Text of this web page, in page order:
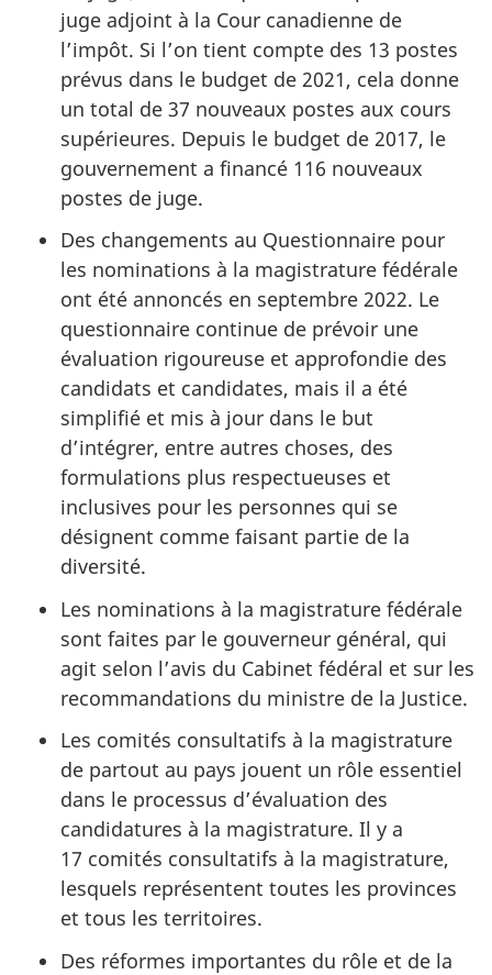
juge adjoint à la Cour canadienne de
l’impôt. Si l’on tient compte des 13 postes
prévus dans le budget de 2021, cela donne
un total de 37 nouveaux postes aux cours
supérieures. Depuis le budget de 2017, le
gouvernement a financé 116 nouveaux
postes de juge.
Des changements au Questionnaire pour
les nominations à la magistrature fédérale
ont été annoncés en septembre 2022. Le
questionnaire continue de prévoir une
évaluation rigoureuse et approfondie des
candidats et candidates, mais il a été
simplifié et mis à jour dans le but
d’intégrer, entre autres choses, des
formulations plus respectueuses et
inclusives pour les personnes qui se
désignent comme faisant partie de la
diversité.
Les nominations à la magistrature fédérale
sont faites par le gouverneur général, qui
agit selon l’avis du Cabinet fédéral et sur les
recommandations du ministre de la Justice.
Les comités consultatifs à la magistrature
de partout au pays jouent un rôle essentiel
dans le processus d’évaluation des
candidatures à la magistrature. Il y a
17 comités consultatifs à la magistrature,
lesquels représentent toutes les provinces
et tous les territoires.
Des réformes importantes du rôle et de la